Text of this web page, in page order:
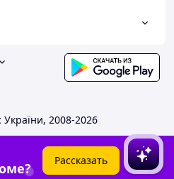
2008-2026
Рассказать